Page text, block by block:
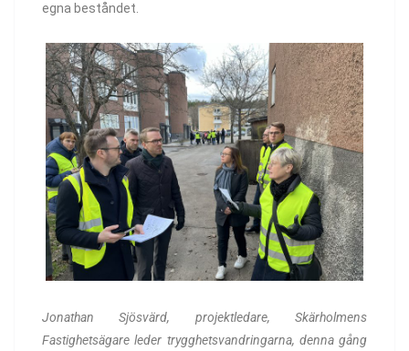
egna beståndet.
Jonathan Sjösvärd, projektledare, Skärholmens
Fastighetsägare leder trygghetsvandringarna, denna gång